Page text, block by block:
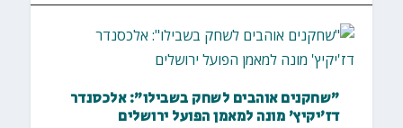
"שחקנים אוהבים לשחק בשבילו": אלכסנדר
דז'יקיץ' מונה למאמן הפועל ירושלים